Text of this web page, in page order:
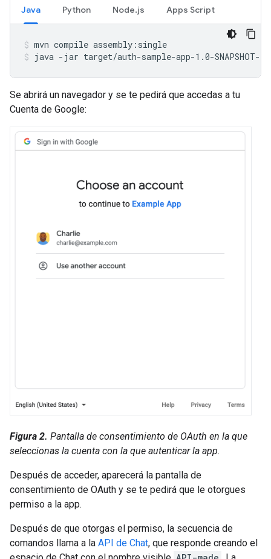
Java Python Node.js Apps Script
mvn compile assembly:single
java -jar target/auth-sample-app-1.0-
Se abrirá un navegador y se te pedirá que accedas a tu
Cuenta de Google:
Figura 2. Pantalla de consentimiento de OAuth en la que
seleccionas la cuenta con la que autenticar la app.
Después de acceder, aparecerá la pantalla de
consentimiento de OAuth y se te pedirá que le otorgues
permiso a la app.
Después de que otorgas el permiso, la secuencia de
comandos llama a la API de Chat, que responde creando el